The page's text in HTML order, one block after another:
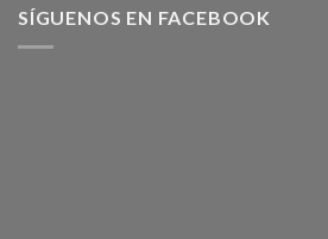
SÍGUENOS EN FACEBOOK